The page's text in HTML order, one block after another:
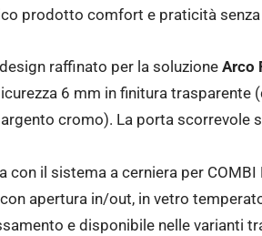
prodotto comfort e praticità senza
raffinato per la soluzione Arco
6 mm in finitura
cromo). La porta scorrevole
con il sistema a cerniera per
apertura in/out, in vetro
e disponibile nelle varianti